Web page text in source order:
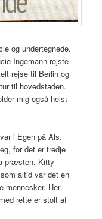
og undertegnede.
Ingemann rejste
rejse til Berlin og
til hovedstaden.
mig også helst
i Egen på Als.
for det er tredje
præsten, Kitty
altid var det en
mennesker. Her
rette er stolt af